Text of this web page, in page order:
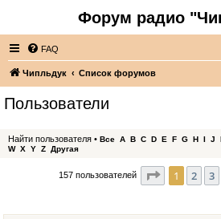
Форум радио
FAQ
Чипльдук Список форумов
Пользователи
Найти пользователя • Все A B C D E F G H I J
W X Y Z Другая
157 пользователей Страница
1 2 3